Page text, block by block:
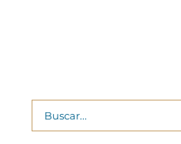
Buscar: